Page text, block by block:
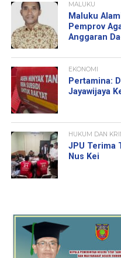
MALUKU
Maluku
Pemprov
Anggaran
EKONOMI
Pertamina:
Jayawijaya
HUKUM DAN
JPU Terima
Nus Kei